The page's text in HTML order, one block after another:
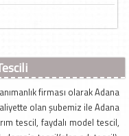
firması olarak Adana
olan şubemiz ile Adana
tescil, faydalı model tescil,